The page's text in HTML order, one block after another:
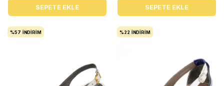
SEPETE EKLE SEPETE EKLE
%57 İNDIRIM %22 İNDIRIM